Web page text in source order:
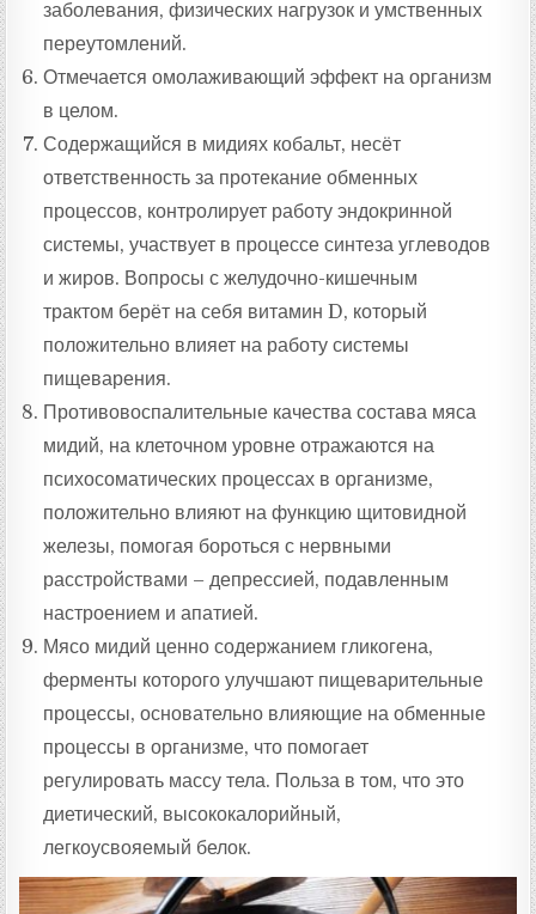
заболевания, физических нагрузок и умственных
переутомлений.
Отмечается омолаживающий эффект на организм
в целом.
Содержащийся в мидиях кобальт, несёт
ответственность за протекание обменных
процессов, контролирует работу эндокринной
системы, участвует в процессе синтеза углеводов
и жиров. Вопросы с желудочно-кишечным
трактом берёт на себя витамин D, который
положительно влияет на работу системы
пищеварения.
Противовоспалительные качества состава мяса
мидий, на клеточном уровне отражаются на
психосоматических процессах в организме,
положительно влияют на функцию щитовидной
железы, помогая бороться с нервными
расстройствами – депрессией, подавленным
настроением и апатией.
Мясо мидий ценно содержанием гликогена,
ферменты которого улучшают пищеварительные
процессы, основательно влияющие на обменные
процессы в организме, что помогает
регулировать массу тела. Польза в том, что это
диетический, высококалорийный,
легкоусвояемый белок.